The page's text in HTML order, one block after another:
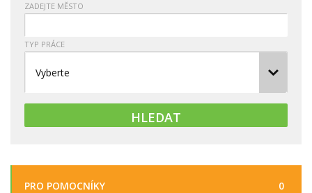
ZADEJTE MĚSTO
TYP PRÁCE
0
PRO POMOCNÍKY